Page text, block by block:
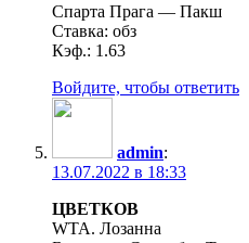
Спарта Прага — Пакш
Ставка: обз
Кэф.: 1.63
Войдите, чтобы ответить
admin:
13.07.2022 в 18:33
ЦВЕТКОВ
WTA. Лозанна